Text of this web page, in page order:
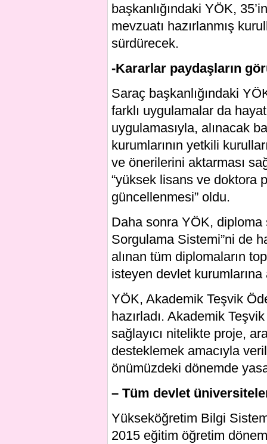
başkanlığındaki YÖK,
mevzuatı hazırlanmış
sürdürecek.
-Kararlar paydaşların
Saraç başkanlığındaki
farklı uygulamalar da
uygulamasıyla, alınacak
kurumlarının yetkili
ve önerilerini aktarması
“yüksek lisans ve doktora
güncellenmesi” oldu.
Daha sonra YÖK,
Sorgulama Sistemi”ni de
alınan tüm diplomaların
isteyen devlet kurumlarına
YÖK, Akademik Teşvik
hazırladı. Akademik
sağlayıcı nitelikte proje,
desteklemek amacıyla
önümüzdeki dönemde
– Tüm devlet
Yükseköğretim Bilgi
2015 eğitim öğretim